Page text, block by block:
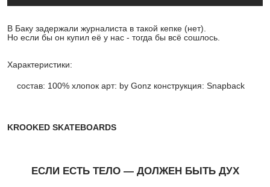
В Баку задержали журналиста в такой кепке (нет).
Но если бы он купил её у нас - тогда бы всё сошлось.
Характеристики:
состав: 100% хлопок арт: by Gonz конструкция: Snapback
KROOKED SKATEBOARDS
ЕСЛИ ЕСТЬ ТЕЛО — ДОЛЖЕН БЫТЬ ДУХ